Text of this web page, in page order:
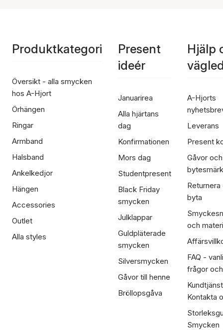
Produktkategori
Översikt - alla smycken
hos A-Hjort
Örhängen
Ringar
Armband
Halsband
Ankelkedjor
Hängen
Accessories
Outlet
Alla styles
Present
ideér
Januarirea
Alla hjärtans
dag
Konfirmationen
Mors dag
Studentpresent
Black Friday
smycken
Julklappar
Guldpläterade
smycken
Silversmycken
Gåvor till henne
Bröllopsgåva
Hjälp
A-Hjorts
Leverans
Present
Gåvor och
Returnera
byta
och
FAQ -
frågor
Kontakta
Smycken